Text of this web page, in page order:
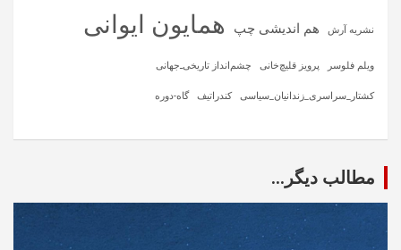
نشریه آرش هم اندیشی چپ همایون ایوانی
ویلم فلوسر پرویز قلیچ‌خانی چشم‌انداز تاریخی‌ـ‌جهانی
کشتار_سراسری_زندانیان_سیاسی کندراتیف گاه-دوره
مطالب دیگر...